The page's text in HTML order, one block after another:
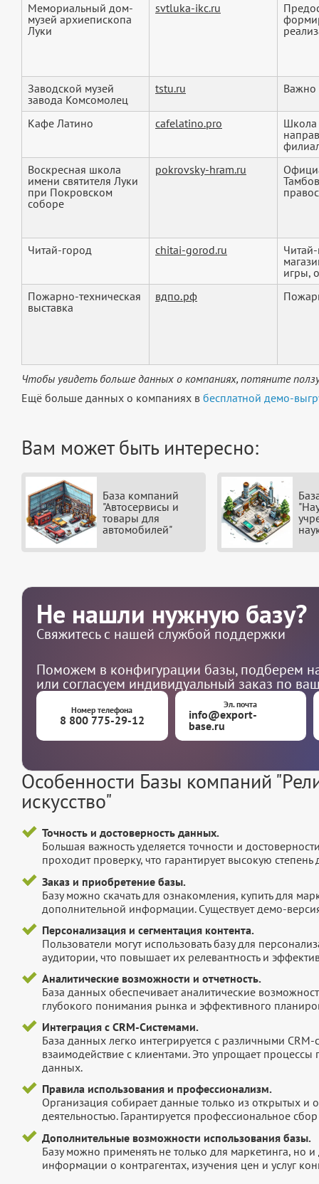
Мемориальный дом-
музей архиепископа
Луки
svtluka-ikc.ru
Заводской музей
завода Комсомолец
tstu.ru Важно
Кафе Латино cafelatino.pro
Школа
Воскресная школа
имени святителя Луки
при Покровском
соборе
pokrovsky-hram.ru
Читай-город chitai-gorod.ru
игры,
Пожарно-техническая
выставка
вдпо.рф
Чтобы увидеть больше данных о компаниях, потяните
Ещё больше данных о компаниях в бесплатной демо-
Вам может быть интересно:
База компаний
"Автосервисы и
товары для
автомобилей"
Не нашли нужную базу?
Свяжитесь с нашей службой поддержки
Поможем в конфигурации базы, подберем
или согласуем индивидуальный заказ по
Номер телефона
8 800 775-29-12
Эл. почта
info@export-
base.ru
Особенности Базы компаний
искусство"
Точность и достоверность данных.
Большая важность уделяется точности и
проходит проверку, что гарантирует высокую
Заказ и приобретение базы.
Базу можно скачать для ознакомления, купить для
дополнительной информации. Существует демо-
Персонализация и сегментация контента.
Пользователи могут использовать базу для
аудитории, что повышает их релевантность и
Аналитические возможности и отчетность.
База данных обеспечивает аналитические
глубокого понимания рынка и эффективного
Интеграция с CRM-Системами.
База данных легко интегрируется с различными
взаимодействие с клиентами. Это упрощает
данных.
Правила использования и профессионализм.
Организация собирает данные только из открытых и
деятельностью. Гарантируется профессиональное
Дополнительные возможности использования базы.
Базу можно применять не только для маркетинга, но
информации о контрагентах, изучения цен и услуг